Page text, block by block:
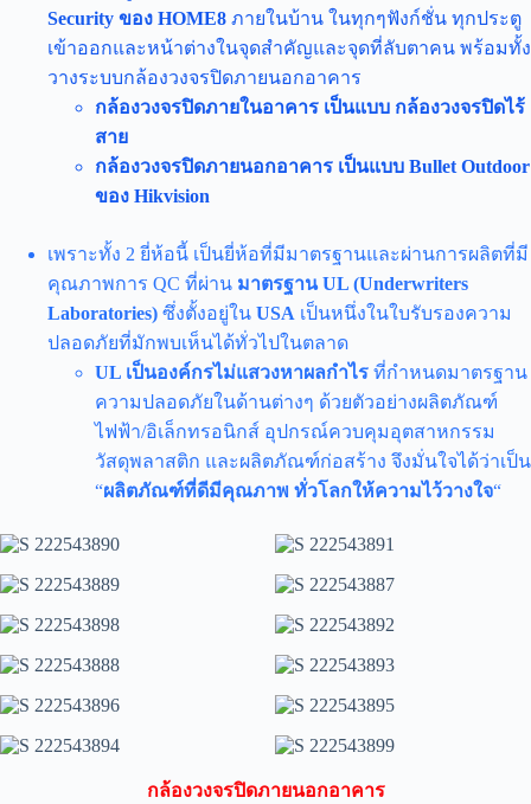
Security ของ HOME8 ภายในบ้าน ในทุกๆฟังก์ชั่น ทุกประตู
เข้าออกและหน้าต่างในจุดสำคัญและจุดที่ลับตาคน พร้อมทั้ง
วางระบบกล้องวงจรปิดภายนอกอาคาร
กล้องวงจรปิดภายในอาคาร เป็นแบบ กล้องวงจรปิดไร้
สาย
กล้องวงจรปิดภายนอกอาคาร เป็นแบบ Bullet Outdoor
ของ Hikvision
เพราะทั้ง 2 ยี่ห้อนี้ เป็นยี่ห้อที่มีมาตรฐานและผ่านการผลิตที่มี
คุณภาพการ QC ที่ผ่าน มาตรฐาน UL (Underwriters
Laboratories) ซึ่งตั้งอยู่ใน USA เป็นหนึ่งในใบรับรองความ
ปลอดภัยที่มักพบเห็นได้ทั่วไปในตลาด
UL เป็นองค์กรไม่แสวงหาผลกำไร ที่กำหนดมาตรฐาน
ความปลอดภัยในด้านต่างๆ ด้วยตัวอย่างผลิตภัณฑ์
ไฟฟ้า/อิเล็กทรอนิกส์ อุปกรณ์ควบคุมอุตสาหกรรม
วัสดุพลาสติก และผลิตภัณฑ์ก่อสร้าง จึงมั่นใจได้ว่าเป็น
“ผลิตภัณฑ์ที่ดีมีคุณภาพ ทั่วโลกให้ความไว้วางใจ“
กล้องวงจรปิดภายนอกอาคาร